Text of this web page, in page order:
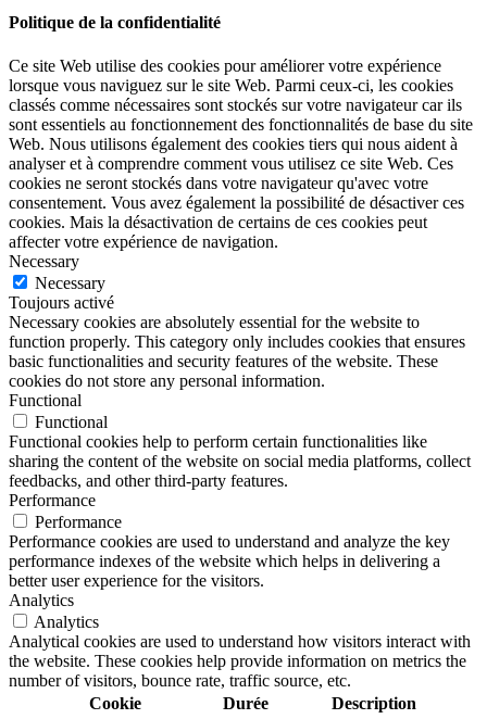
Politique de la confidentialité
Ce site Web utilise des cookies pour améliorer votre expérience
lorsque vous naviguez sur le site Web. Parmi ceux-ci, les cookies
classés comme nécessaires sont stockés sur votre navigateur car ils
sont essentiels au fonctionnement des fonctionnalités de base du site
Web. Nous utilisons également des cookies tiers qui nous aident à
analyser et à comprendre comment vous utilisez ce site Web. Ces
cookies ne seront stockés dans votre navigateur qu'avec votre
consentement. Vous avez également la possibilité de désactiver ces
cookies. Mais la désactivation de certains de ces cookies peut
affecter votre expérience de navigation.
Necessary
Necessary
Toujours activé
Necessary cookies are absolutely essential for the website to
function properly. This category only includes cookies that ensures
basic functionalities and security features of the website. These
cookies do not store any personal information.
Functional
Functional
Functional cookies help to perform certain functionalities like
sharing the content of the website on social media platforms, collect
feedbacks, and other third-party features.
Performance
Performance
Performance cookies are used to understand and analyze the key
performance indexes of the website which helps in delivering a
better user experience for the visitors.
Analytics
Analytics
Analytical cookies are used to understand how visitors interact with
the website. These cookies help provide information on metrics the
number of visitors, bounce rate, traffic source, etc.
Cookie
Durée Description